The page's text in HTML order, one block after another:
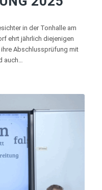
in der Tonhalle am
ehrt jährlich diejenigen
Abschlussprüfung mit
auch…